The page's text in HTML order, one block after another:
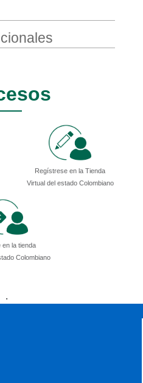
Regístrese en la Tienda
Virtual del estado Colombiano
en la tienda
Colombiano
.